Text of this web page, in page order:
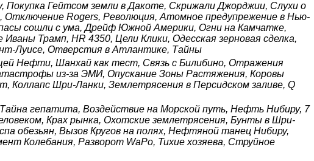
Покупка Гейтсом земли в Дакоте, Скрижали Джорджии, Слухи о
Rogers, Революция, Атомное предупрежение в Нью-
сошли с ума, Дрейф Южной Америки, Огни на Камчатке,
Трамп, HR 4350, Цели Клики, Одесская зерновая сделка,
Луисе, Отверстия в Атлантике, Тайны
Нефти, Шанхай как тест, Связь с Билибино, Отражения
из-за ЭМИ, Опускание Зоны Растяжения, Коровы
Шри-Ланки, Землетрясения в Персидском заливе, Q
гепатита, Воздействие на Морской путь, Нефть Нибиру, 7
Крах рынка, Охотские землетрясения, Бунты в Шри-
обезьян, Вызов Кругов на полях, Нефтяной танец Нибиру,
Колебания, Разворот WaPo, Тихие хозяева, Струйное